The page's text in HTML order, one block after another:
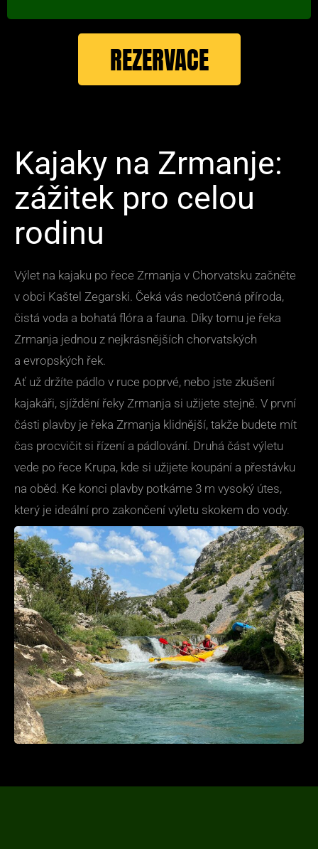
REZERVACE
Kajaky na Zrmanje:
zážitek pro celou
rodinu
Výlet na kajaku po řece Zrmanja v Chorvatsku začněte
v obci Kaštel Zegarski. Čeká vás nedotčená příroda,
čistá voda a bohatá flóra a fauna. Díky tomu je řeka
Zrmanja jednou z nejkrásnějších chorvatských
a evropských řek.
Ať už držíte pádlo v ruce poprvé, nebo jste zkušení
kajakáři, sjíždění řeky Zrmanja si užijete stejně. V první
části plavby je řeka Zrmanja klidnější, takže budete mít
čas procvičit si řízení a pádlování. Druhá část výletu
vede po řece Krupa, kde si užijete koupání a přestávku
na oběd. Ke konci plavby potkáme 3 m vysoký útes,
který je ideální pro zakončení výletu skokem do vody.